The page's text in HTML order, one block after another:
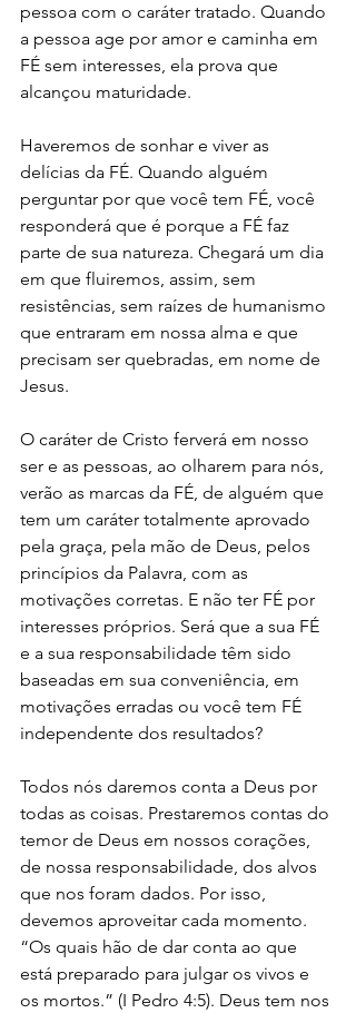
pessoa com o caráter tratado. Quando
a pessoa age por amor e caminha em
FÉ sem interesses, ela prova que
alcançou maturidade.
Haveremos de sonhar e viver as
delícias da FÉ. Quando alguém
perguntar por que você tem FÉ, você
responderá que é porque a FÉ faz
parte de sua natureza. Chegará um dia
em que fluiremos, assim, sem
resistências, sem raízes de humanismo
que entraram em nossa alma e que
precisam ser quebradas, em nome de
Jesus.
O caráter de Cristo ferverá em nosso
ser e as pessoas, ao olharem para nós,
verão as marcas da FÉ, de alguém que
tem um caráter totalmente aprovado
pela graça, pela mão de Deus, pelos
princípios da Palavra, com as
motivações corretas. E não ter FÉ por
interesses próprios. Será que a sua FÉ
e a sua responsabilidade têm sido
baseadas em sua conveniência, em
motivações erradas ou você tem FÉ
independente dos resultados?
Todos nós daremos conta a Deus por
todas as coisas. Prestaremos contas do
temor de Deus em nossos corações,
de nossa responsabilidade, dos alvos
que nos foram dados. Por isso,
devemos aproveitar cada momento.
“Os quais hão de dar conta ao que
está preparado para julgar os vivos e
os mortos.” (I Pedro 4:5). Deus tem nos